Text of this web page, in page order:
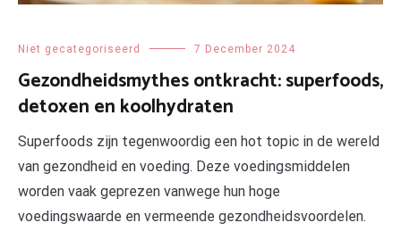
Niet gecategoriseerd 7 December 2024
Gezondheidsmythes ontkracht: superfoods,
detoxen en koolhydraten
Superfoods zijn tegenwoordig een hot topic in de wereld
van gezondheid en voeding. Deze voedingsmiddelen
worden vaak geprezen vanwege hun hoge
voedingswaarde en vermeende gezondheidsvoordelen.